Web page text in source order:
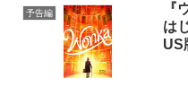
予告編
『
は
US